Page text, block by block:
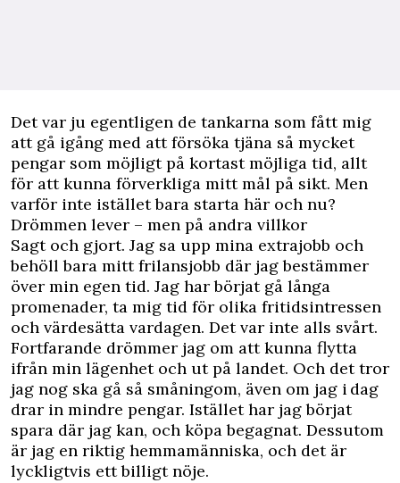
Det var ju egentligen de tankarna som fått mig
att gå igång med att försöka tjäna så mycket
pengar som möjligt på kortast möjliga tid, allt
för att kunna förverkliga mitt mål på sikt. Men
varför inte istället bara starta här och nu?
Drömmen lever – men på andra villkor
Sagt och gjort. Jag sa upp mina extrajobb och
behöll bara mitt frilansjobb där jag bestämmer
över min egen tid. Jag har börjat gå långa
promenader, ta mig tid för olika fritidsintressen
och värdesätta vardagen. Det var inte alls svårt.
Fortfarande drömmer jag om att kunna flytta
ifrån min lägenhet och ut på landet. Och det tror
jag nog ska gå så småningom, även om jag i dag
drar in mindre pengar. Istället har jag börjat
spara där jag kan, och köpa begagnat. Dessutom
är jag en riktig hemmamänniska, och det är
lyckligtvis ett billigt nöje.